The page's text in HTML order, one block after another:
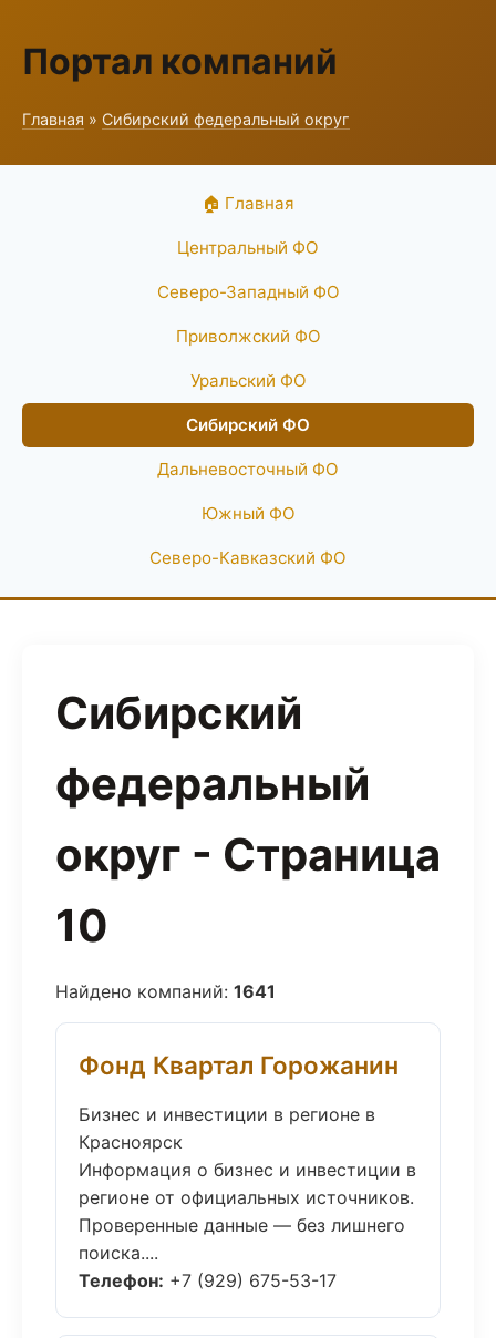
Портал компаний
Главная » Сибирский федеральный округ
🏠 Главная
Центральный ФО
Северо-Западный ФО
Приволжский ФО
Уральский ФО
Сибирский ФО
Дальневосточный ФО
Южный ФО
Северо-Кавказский ФО
Сибирский
федеральный
округ - Страница
10
Найдено компаний: 1641
Фонд Квартал Горожанин
Бизнес и инвестиции в регионе в
Красноярск
Информация о бизнес и инвестиции в
регионе от официальных источников.
Проверенные данные — без лишнего
поиска....
Телефон: +7 (929) 675-53-17